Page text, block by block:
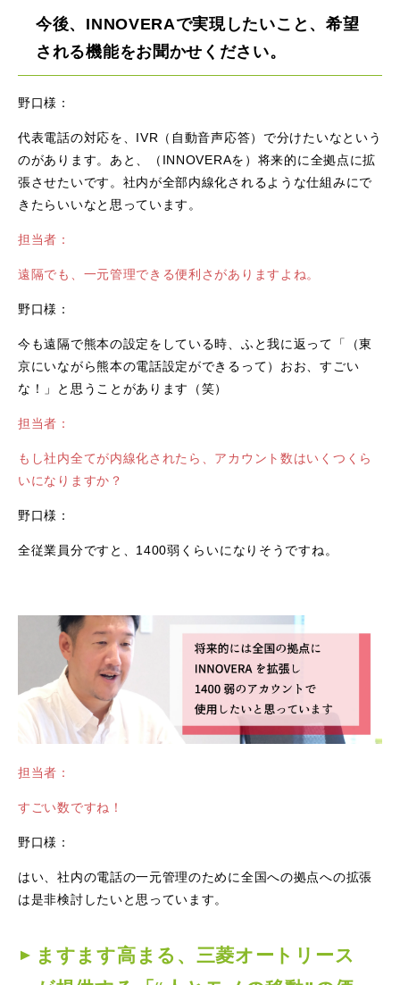
今後、INNOVERAで実現したいこと、希望
される機能をお聞かせください。
野口様：
代表電話の対応を、IVR（自動音声応答）で分けたいなという
のがあります。あと、（INNOVERAを）将来的に全拠点に拡
張させたいです。社内が全部内線化されるような仕組みにで
きたらいいなと思っています。
担当者：
遠隔でも、一元管理できる便利さがありますよね。
野口様：
今も遠隔で熊本の設定をしている時、ふと我に返って「（東
京にいながら熊本の電話設定ができるって）おお、すごい
な！」と思うことがあります（笑）
担当者：
もし社内全てが内線化されたら、アカウント数はいくつくら
いになりますか？
野口様：
全従業員分ですと、1400弱くらいになりそうですね。
担当者：
すごい数ですね！
野口様：
はい、社内の電話の一元管理のために全国への拠点への拡張
は是非検討したいと思っています。
ますます高まる、三菱オートリース